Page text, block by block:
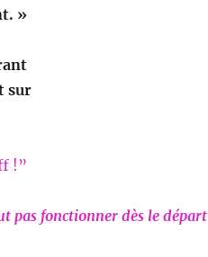
»
sur
!”
pas fonctionner dès le départ